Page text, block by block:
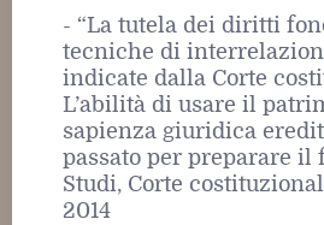
- “La tutela dei diritti
tecniche di
indicate dalla Corte
L’abilità di usare il
sapienza giuridica
passato per preparare il
Studi, Corte
2014